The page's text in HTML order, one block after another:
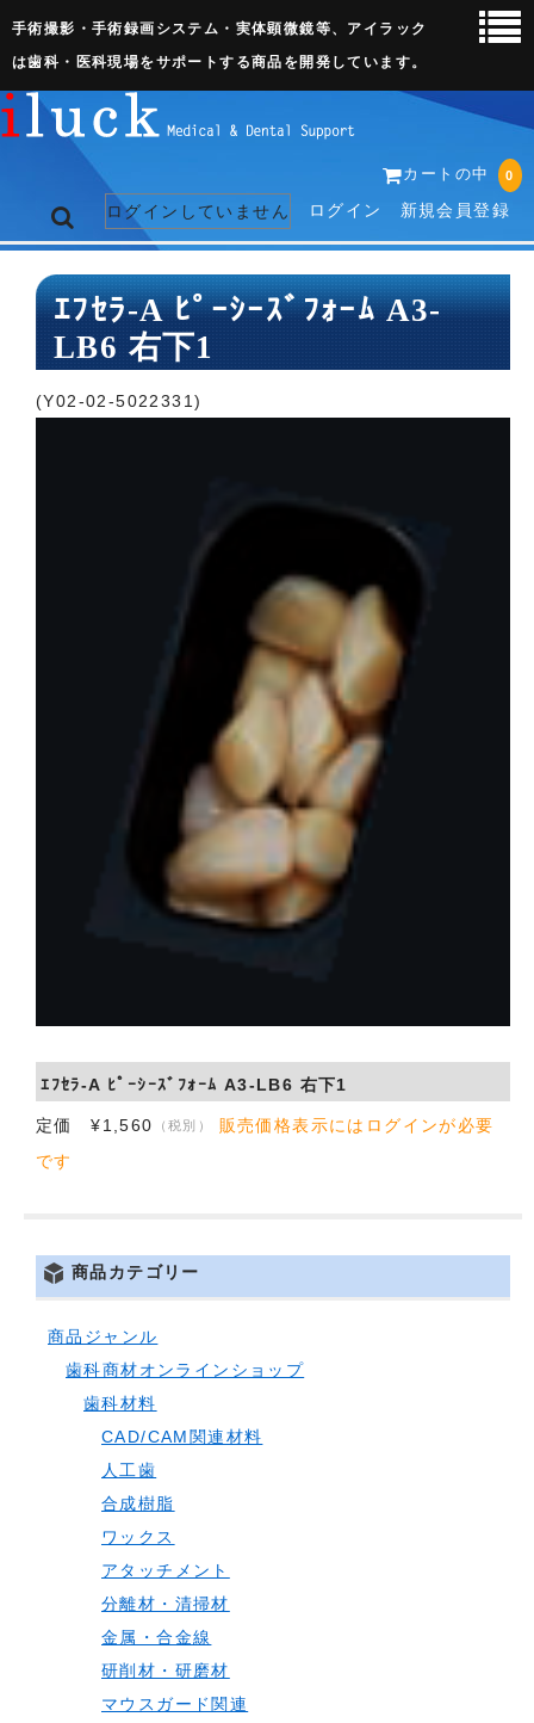
手術撮影・手術録画システム・実体顕微鏡等、アイラック
は歯科・医科現場をサポートする商品を開発しています。
カートの中 0
ログインしていません ログイン 新規会員登録
トップページ
ネット販売ページ
歯科関連機器
ｴﾌｾﾗ-A ﾋﾟｰｼｰｽﾞﾌｫｰﾑ A3-
LB6 右下1
(Y02-02-5022331)
ｴﾌｾﾗ-A ﾋﾟｰｼｰｽﾞﾌｫｰﾑ A3-LB6 右下1
定価 ¥1,560 （税別）
販売価格表示にはログインが必要
です
商品カテゴリー
商品ジャンル
歯科商材オンラインショップ
歯科材料
CAD/CAM関連材料
人工歯
合成樹脂
ワックス
アタッチメント
分離材・清掃材
金属・合金線
研削材・研磨材
マウスガード関連